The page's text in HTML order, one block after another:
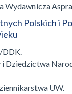
Wydawnicza
Polskich i
Dziedzictwa
UW.